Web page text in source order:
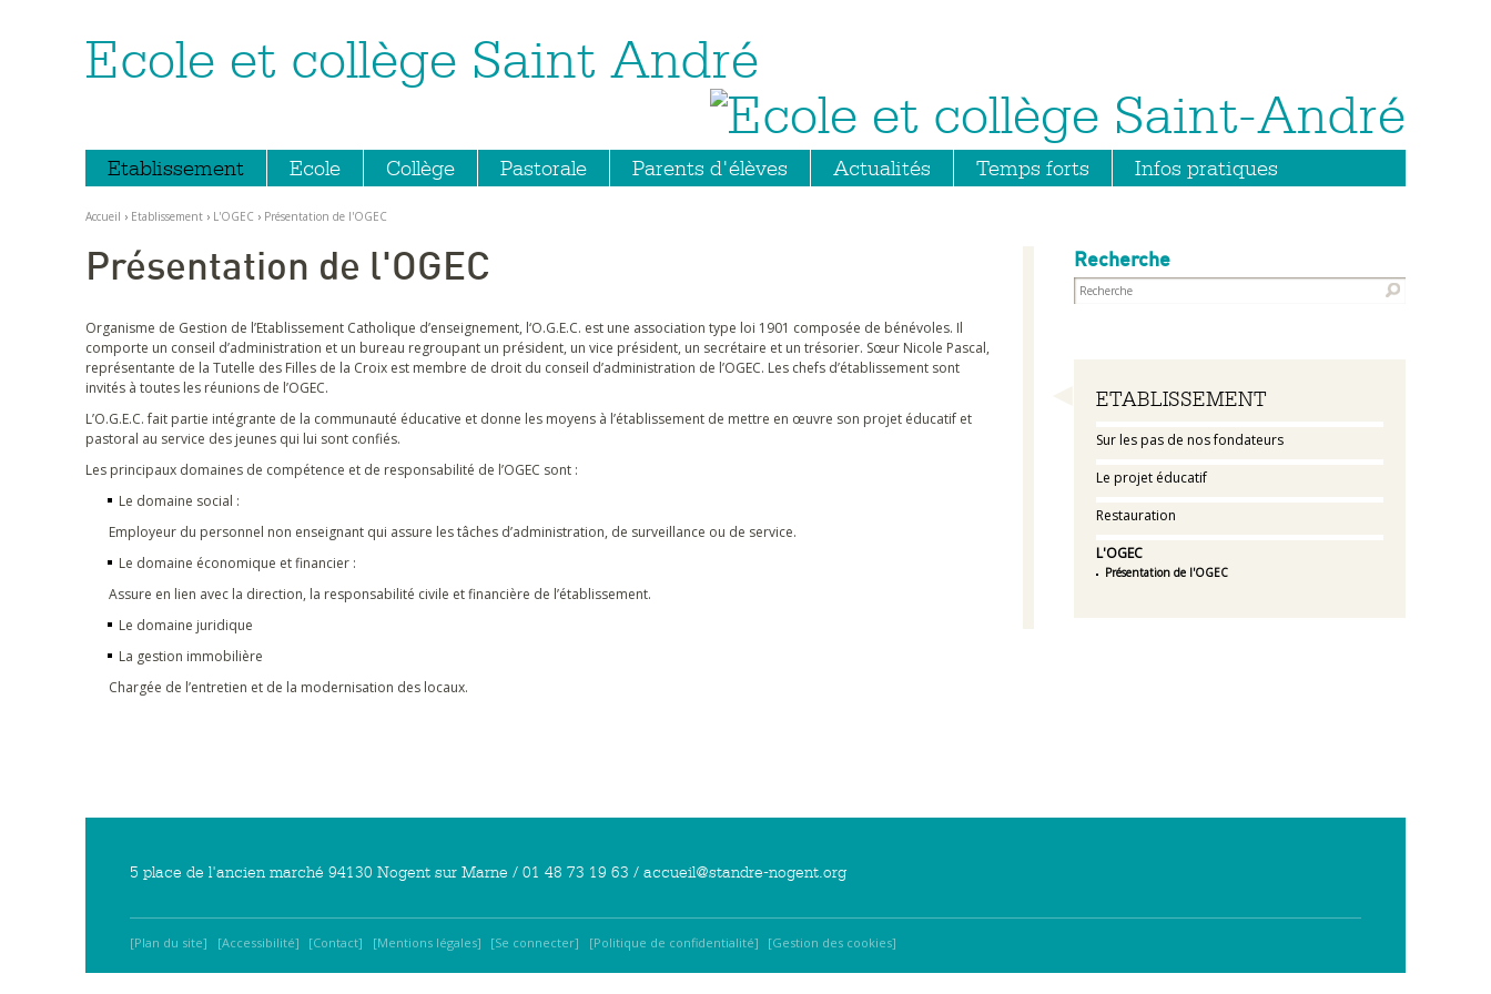
Aller
au
contenu.
navigation
Outils
personnels
Ecole et collège Saint André
Etablissement Ecole Collège Pastorale Parents d'élèves Actualités Temps forts Infos pratiques
Accueil › Etablissement › L'OGEC › Présentation de l'OGEC
Recherche
Navigation
ETABLISSEMENT
Sur les pas de nos fondateurs
Le projet éducatif
Restauration
L'OGEC
Présentation de l'OGEC
Présentation de l'OGEC
Organisme de Gestion de l’Etablissement Catholique d’enseignement, l‘O.G.E.C. est une association type loi 1901 composée de bénévoles. Il
comporte un conseil d’administration et un bureau regroupant un président, un vice président, un secrétaire et un trésorier. Sœur Nicole Pascal,
représentante de la Tutelle des Filles de la Croix est membre de droit du conseil d’administration de l’OGEC. Les chefs d’établissement sont
invités à toutes les réunions de l’OGEC.
L’O.G.E.C. fait partie intégrante de la communauté éducative et donne les moyens à l’établissement de mettre en œuvre son projet éducatif et
pastoral au service des jeunes qui lui sont confiés.
Les principaux domaines de compétence et de responsabilité de l’OGEC sont :
Le domaine social :
Employeur du personnel non enseignant qui assure les tâches d’administration, de surveillance ou de service.
Le domaine économique et financier :
Assure en lien avec la direction, la responsabilité civile et financière de l’établissement.
Le domaine juridique
La gestion immobilière
Chargée de l’entretien et de la modernisation des locaux.
5 place de l'ancien marché 94130 Nogent sur Marne / 01 48 73 19 63 / accueil@standre-nogent.org
Plan du site Accessibilité Contact Mentions légales Se connecter Politique de confidentialité Gestion des cookies